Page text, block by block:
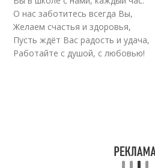
О нас заботитесь всегда Вы,
Желаем счастья и здоровья,
Пусть ждёт Вас радость и удача,
Работайте с душой, с любовью!